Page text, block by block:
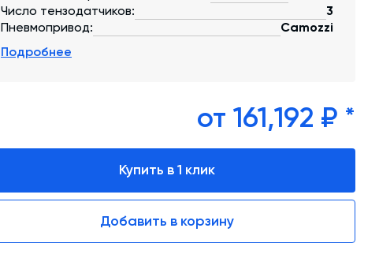
Автоматизированные системы управления
(АСУ ТП) любой сложности
Экспертиза промышленной безопасности
Технический аудит бетонных заводов и
линий,промышленных зданий и сооружений
Число тензодатчиков:
3
Пневмопривод:
Camozzi
Подробнее
от 161,192 ₽ *
Купить в 1 клик
Добавить в корзину